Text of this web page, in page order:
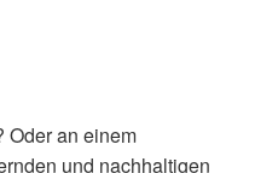
Oder an einem
und nachhaltigen